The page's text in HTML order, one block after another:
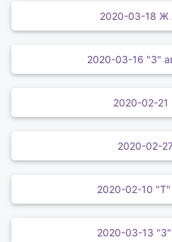
2020-03-18 Ж
2020-03-16 "З"
2020-02-21
2020-02-
2020-02-10 "Т"
2020-03-13 "З"